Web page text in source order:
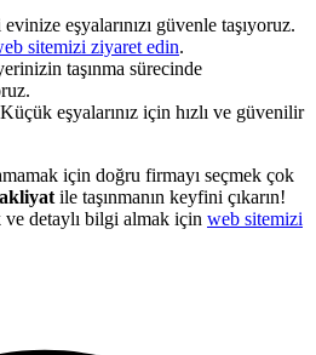
eşyalarınızı güvenle taşıyoruz.
sitemizi ziyaret edin.
taşınma sürecinde
Küçük eşyalarınız için hızlı ve güvenilir
için doğru firmayı seçmek çok
ile taşınmanın keyfini çıkarın!
ve detaylı bilgi almak için web sitemizi